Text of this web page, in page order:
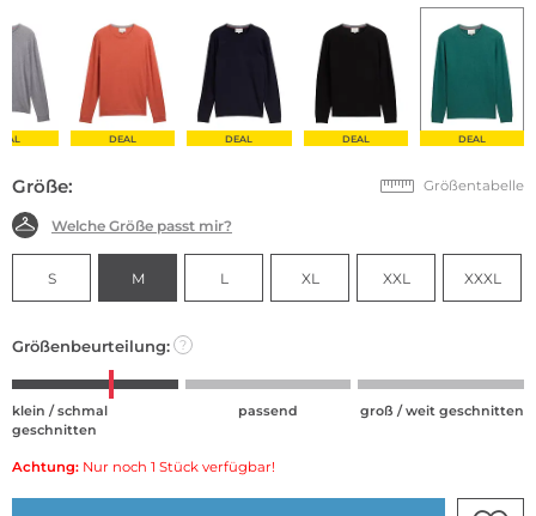
DEAL DEAL DEAL DEAL
Größe: Größentabelle
Welche Größe passt mir?
S M L XL XXL XXXL
Größenbeurteilung: ?
klein / schmal
geschnitten
passend groß / weit geschnitten
Achtung: Nur noch 1 Stück verfügbar!